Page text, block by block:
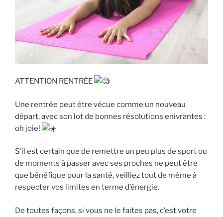
ATTENTION RENTRÉE
Une rentrée peut être vécue comme un nouveau
départ, avec son lot de bonnes résolutions enivrantes :
oh joie!
S’il est certain que de remettre un peu plus de sport ou
de moments à passer avec ses proches ne peut être
que bénéfique pour la santé, veilliez tout de même à
respecter vos limites en terme d’énergie.
De toutes façons, si vous ne le faites pas, c’est votre